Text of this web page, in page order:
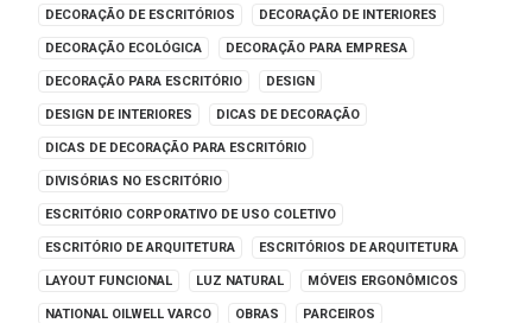
DECORAÇÃO DE ESCRITÓRIOS DECORAÇÃO DE INTERIORES
DECORAÇÃO ECOLÓGICA DECORAÇÃO PARA EMPRESA
DECORAÇÃO PARA ESCRITÓRIO DESIGN
DESIGN DE INTERIORES DICAS DE DECORAÇÃO
DICAS DE DECORAÇÃO PARA ESCRITÓRIO
DIVISÓRIAS NO ESCRITÓRIO
ESCRITÓRIO CORPORATIVO DE USO COLETIVO
ESCRITÓRIO DE ARQUITETURA ESCRITÓRIOS DE ARQUITETURA
LAYOUT FUNCIONAL LUZ NATURAL MÓVEIS ERGONÔMICOS
NATIONAL OILWELL VARCO OBRAS PARCEIROS